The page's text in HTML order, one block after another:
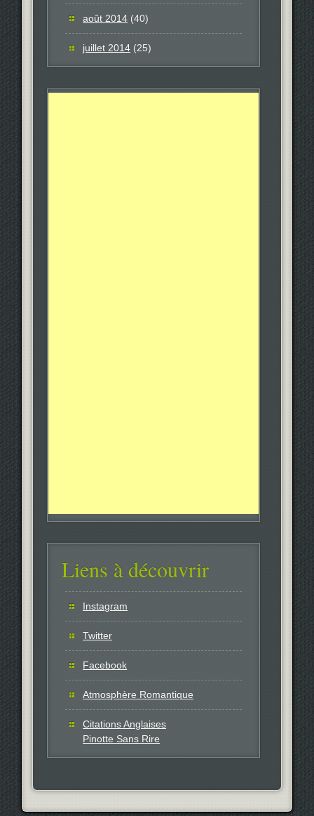
août 2014 (40)
juillet 2014 (25)
Liens à découvrir
Instagram
Twitter
Facebook
Atmosphère Romantique
Citations Anglaises
Pinotte Sans Rire